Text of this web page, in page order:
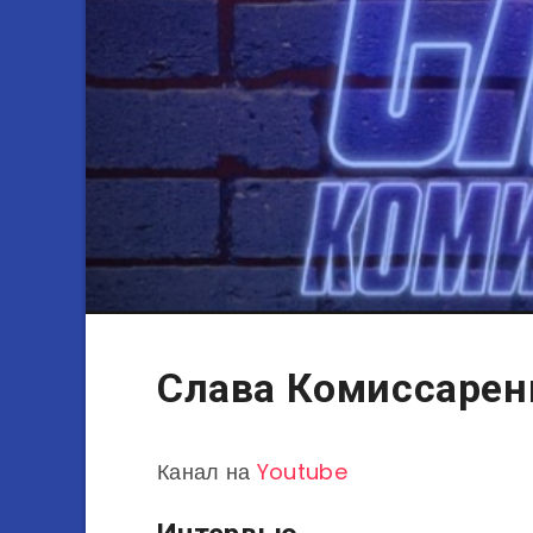
Слава
Канал на Youtube